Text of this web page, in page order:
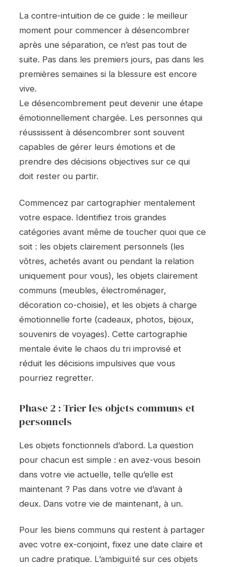
La contre-intuition de ce guide : le meilleur
moment pour commencer à désencombrer
après une séparation, ce n’est pas tout de
suite. Pas dans les premiers jours, pas dans les
premières semaines si la blessure est encore
vive.
Le désencombrement peut devenir une étape
émotionnellement chargée. Les personnes qui
réussissent à désencombrer sont souvent
capables de gérer leurs émotions et de
prendre des décisions objectives sur ce qui
doit rester ou partir.
Commencez par cartographier mentalement
votre espace. Identifiez trois grandes
catégories avant même de toucher quoi que ce
soit : les objets clairement personnels (les
vôtres, achetés avant ou pendant la relation
uniquement pour vous), les objets clairement
communs (meubles, électroménager,
décoration co-choisie), et les objets à charge
émotionnelle forte (cadeaux, photos, bijoux,
souvenirs de voyages). Cette cartographie
mentale évite le chaos du tri improvisé et
réduit les décisions impulsives que vous
pourriez regretter.
Phase 2 : Trier les objets communs et
personnels
Les objets fonctionnels d’abord. La question
pour chacun est simple : en avez-vous besoin
dans votre vie actuelle, telle qu’elle est
maintenant ? Pas dans votre vie d’avant à
deux. Dans votre vie de maintenant, à un.
Pour les biens communs qui restent à partager
avec votre ex-conjoint, fixez une date claire et
un cadre pratique. L’ambiguïté sur ces objets